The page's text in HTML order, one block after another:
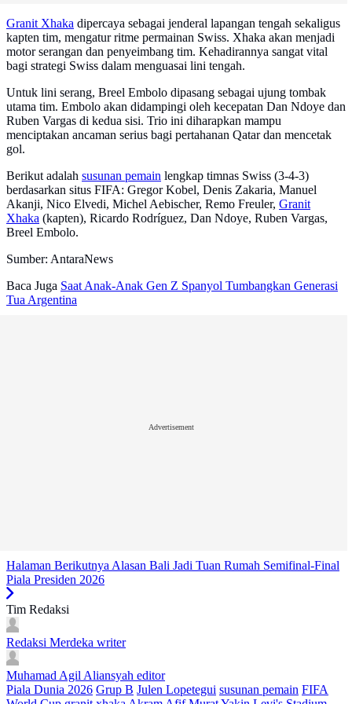
Granit Xhaka dipercaya sebagai jenderal lapangan tengah sekaligus
kapten tim, mengatur ritme permainan Swiss. Xhaka akan menjadi
motor serangan dan penyeimbang tim. Kehadirannya sangat vital
bagi strategi Swiss dalam menguasai lini tengah.
Untuk lini serang, Breel Embolo dipasang sebagai ujung tombak
utama tim. Embolo akan didampingi oleh kecepatan Dan Ndoye dan
Ruben Vargas di kedua sisi. Trio ini diharapkan mampu
menciptakan ancaman serius bagi pertahanan Qatar dan mencetak
gol.
Berikut adalah susunan pemain lengkap timnas Swiss (3-4-3)
berdasarkan situs FIFA: Gregor Kobel, Denis Zakaria, Manuel
Akanji, Nico Elvedi, Michel Aebischer, Remo Freuler, Granit
Xhaka (kapten), Ricardo Rodríguez, Dan Ndoye, Ruben Vargas,
Breel Embolo.
Sumber: AntaraNews
Baca Juga Saat Anak-Anak Gen Z Spanyol Tumbangkan Generasi
Tua Argentina
Advertisement
Halaman Berikutnya Alasan Bali Jadi Tuan Rumah Semifinal-Final
Piala Presiden 2026
Tim Redaksi
Redaksi Merdeka writer
Muhamad Agil Aliansyah editor
Piala Dunia 2026 Grup B Julen Lopetegui susunan pemain FIFA